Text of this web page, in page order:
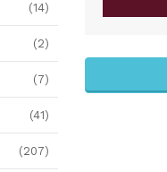
(14)
(2)
(7)
(41)
(207)